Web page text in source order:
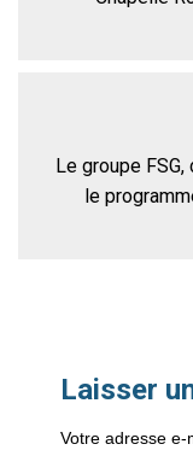
Le groupe
le
Laisser
Votre adresse e-